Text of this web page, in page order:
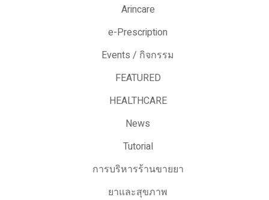
Arincare
e-Prescription
Events / กิจกรรม
FEATURED
HEALTHCARE
News
Tutorial
การบริหารร้านขายยา
ยาและสุขภาพ